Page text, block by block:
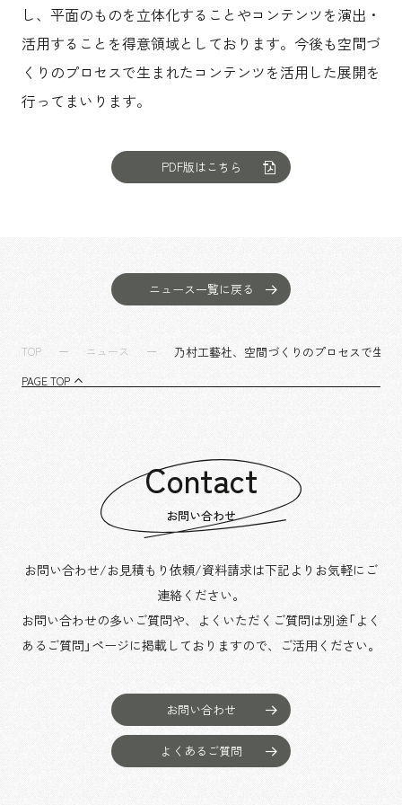
し、平面のものを立体化することやコンテンツを演出・
活用することを得意領域としております。今後も空間づ
くりのプロセスで生まれたコンテンツを活用した展開を
行ってまいります。
PDF版はこちら
ニュース一覧に戻る
TOP ニュース 乃村工藝社、空間づくりのプロセスで生ま
PAGE TOP
Contact
お問い合わせ
お問い合わせ/お見積もり依頼/資料請求は下記よりお気軽にご
連絡ください。
お問い合わせの多いご質問や、よくいただくご質問は別途「よく
あるご質問」ページに掲載しておりますので、
ご活用ください。
お問い合わせ
よくあるご質問